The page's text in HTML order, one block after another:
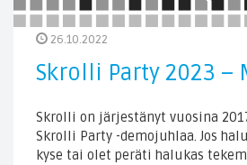
26.10.2022
Skrolli Party 2023 –
Skrolli on järjestänyt vuosina
Skrolli Party -demojuhlaa. Jos
kyse tai olet peräti halukas